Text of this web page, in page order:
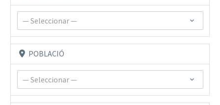
— Seleccionar —
POBLACIÓ
— Seleccionar —